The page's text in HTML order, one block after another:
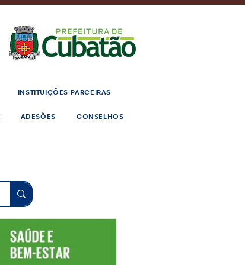
INSTITUIÇÕES PARCEIRAS
ADESÕES CONSELHOS